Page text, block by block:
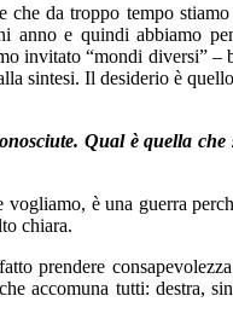
da troppo tempo
e quindi abbiamo
invitato “mondi diversi”
sintesi. Il desiderio è
Qual è quella
è una guerra
chiara.
prendere
accomuna tutti: destra,